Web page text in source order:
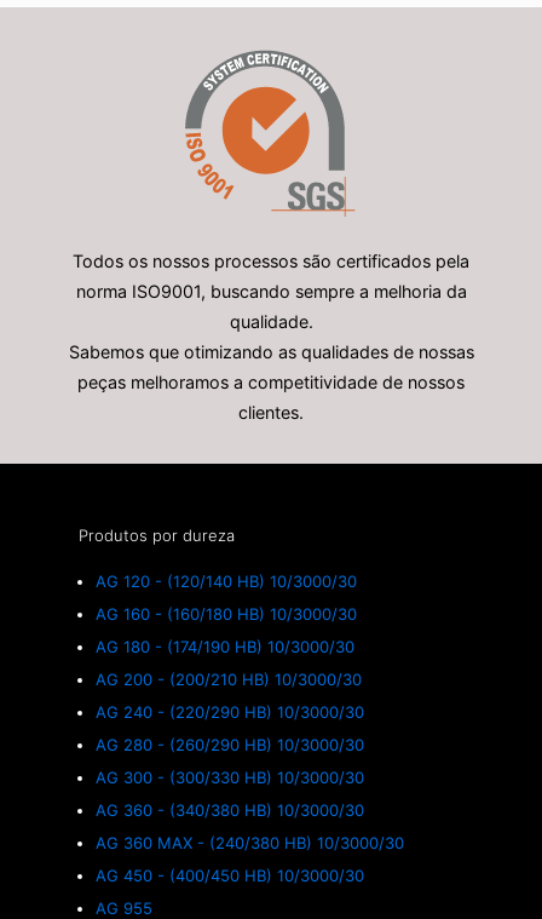
Todos os nossos processos são certificados pela
norma ISO9001, buscando sempre a melhoria da
qualidade.
Sabemos que otimizando as qualidades de nossas
peças melhoramos a competitividade de nossos
clientes.
Produtos por dureza
AG 120 - (120/140 HB) 10/3000/30
AG 160 - (160/180 HB) 10/3000/30
AG 180 - (174/190 HB) 10/3000/30
AG 200 - (200/210 HB) 10/3000/30
AG 240 - (220/290 HB) 10/3000/30
AG 280 - (260/290 HB) 10/3000/30
AG 300 - (300/330 HB) 10/3000/30
AG 360 - (340/380 HB) 10/3000/30
AG 360 MAX - (240/380 HB) 10/3000/30
AG 450 - (400/450 HB) 10/3000/30
AG 955